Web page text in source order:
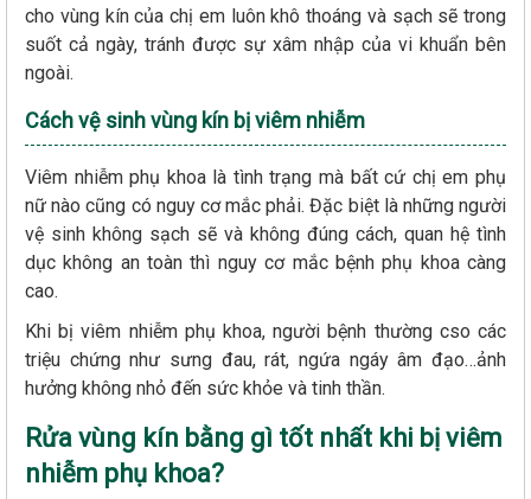
cho vùng kín của chị em luôn khô thoáng và sạch sẽ trong
suốt cả ngày, tránh được sự xâm nhập của vi khuẩn bên
ngoài.
Cách vệ sinh vùng kín bị viêm nhiễm
Viêm nhiễm phụ khoa là tình trạng mà bất cứ chị em phụ
nữ nào cũng có nguy cơ mắc phải. Đặc biệt là những người
vệ sinh không sạch sẽ và không đúng cách, quan hệ tình
dục không an toàn thì nguy cơ mắc bệnh phụ khoa càng
cao.
Khi bị viêm nhiễm phụ khoa, người bệnh thường cso các
triệu chứng như sưng đau, rát, ngứa ngáy âm đạo…ảnh
hưởng không nhỏ đến sức khỏe và tinh thần.
Rửa vùng kín bằng gì tốt nhất khi bị viêm
nhiễm phụ khoa?